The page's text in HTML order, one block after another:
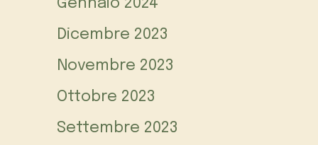
Gennaio 2024
Dicembre 2023
Novembre 2023
Ottobre 2023
Settembre 2023